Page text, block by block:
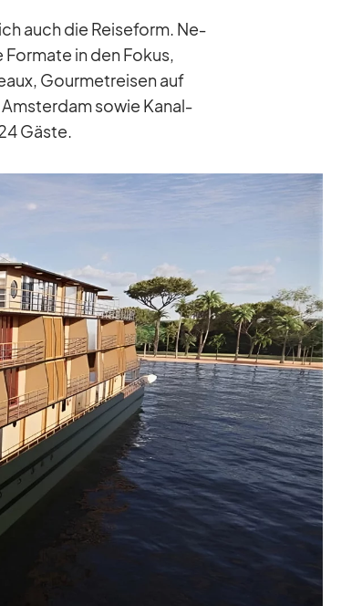
auch die Rei­se­form. Ne­
in den Fo­kus,
Gour­met­rei­sen auf
Ams­ter­dam so­wie Ka­nal­
Gäste.